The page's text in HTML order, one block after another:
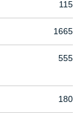
115
1665
555
180